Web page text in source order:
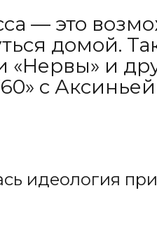
— это
домой.
«Нервы» и
с
идеология